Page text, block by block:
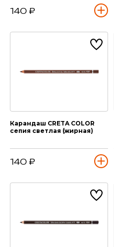
140 ₽
Карандаш CRETA COLOR
сепия светлая (жирная)
140 ₽